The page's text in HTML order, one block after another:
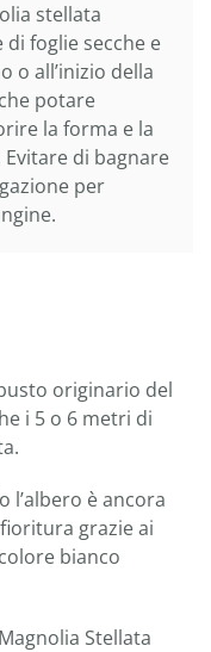
stellata
foglie secche e
o all’inizio della
potare
la forma e la
Evitare di bagnare
per
originario del
i 5 o 6 metri di
l’albero è ancora
grazie ai
bianco
Stellata